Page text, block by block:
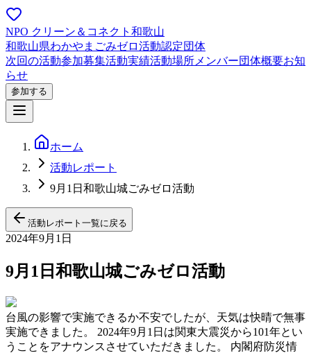
NPO クリーン＆コネクト和歌山
和歌山県わかやまごみゼロ活動認定団体
次回の活動参加募集活動実績活動場所 メンバー団体概要お知
らせ
参加する
ホーム
活動レポート
9月1日和歌山城ごみゼロ活動
活動レポート一覧に戻る
2024年9月1日
9月1日和歌山城ごみゼロ活動
台風の影響で実施できるか不安でしたが、天気は快晴で無事
実施できました。 2024年9月1日は関東大震災から101年とい
うことをアナウンスさせていただきました。 内閣府防災情